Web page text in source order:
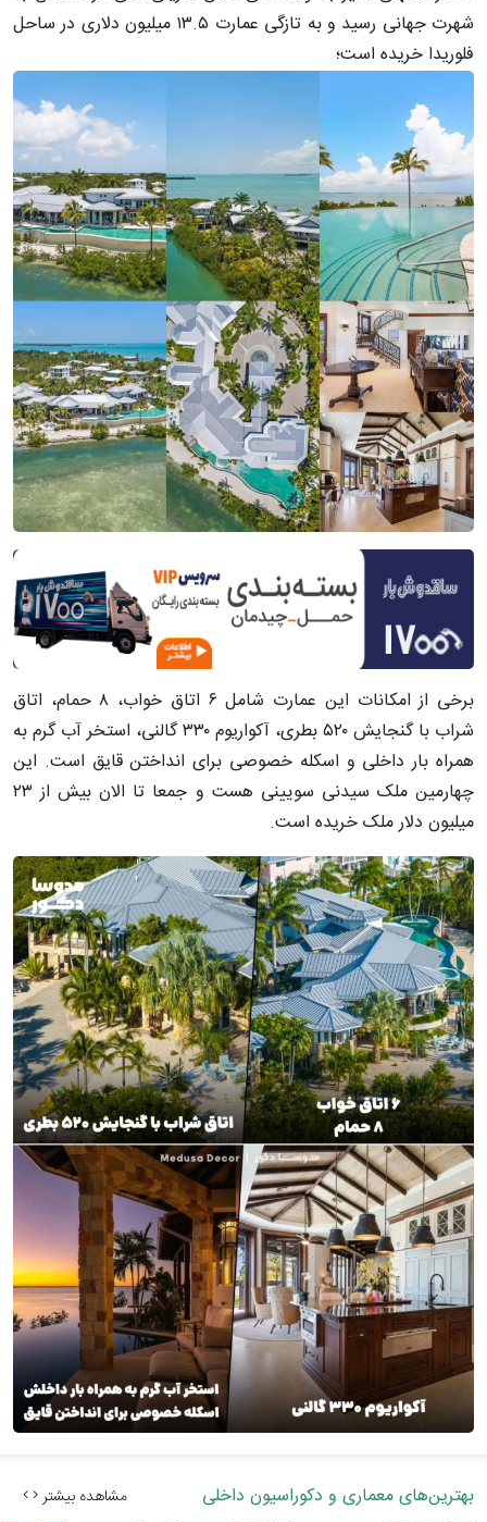
شهرت جهانی رسید و به تازگی عمارت ۱۳.۵ میلیون دلاری در ساحل
فلوریدا خریده است؛
برخی از امکانات این عمارت شامل ۶ اتاق خواب، ۸ حمام، اتاق
شراب با گنجایش ۵۲۰ بطری، آکواریوم ۳۳۰ گالنی، استخر آب گرم به
همراه بار داخلی و اسکله خصوصی برای انداختن قایق است. این
چهارمین ملک سیدنی سویینی هست و جمعا تا الان بیش از ۲۳
میلیون دلار ملک خریده است.
بهترین‌های معماری و دکوراسیون داخلی مشاهده بیشتر